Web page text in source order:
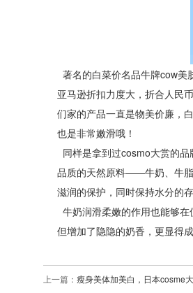
著名的白菜价名品牛牌cow美
亚马逊折扣力度大，折合人民
们家的产品一直是物美价廉，
也是非常嫩滑哦！
同样是拿到过cosmo大赏的
品质的天然原料——牛奶、牛脂
滋润的保护，同时保持水分的
牛奶润滑柔嫩的作用也能够
但增加了隐隐的奶香，更显得
上一篇： 瘦身美体加美白，日本cosme